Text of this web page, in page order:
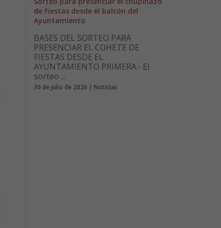
de Fiestas desde el balcón del
Ayuntamiento
BASES DEL SORTEO PARA
PRESENCIAR EL COHETE DE
FIESTAS DESDE EL
AYUNTAMIENTO PRIMERA.- El
sorteo ...
30 de julio de 2026 | Noticias